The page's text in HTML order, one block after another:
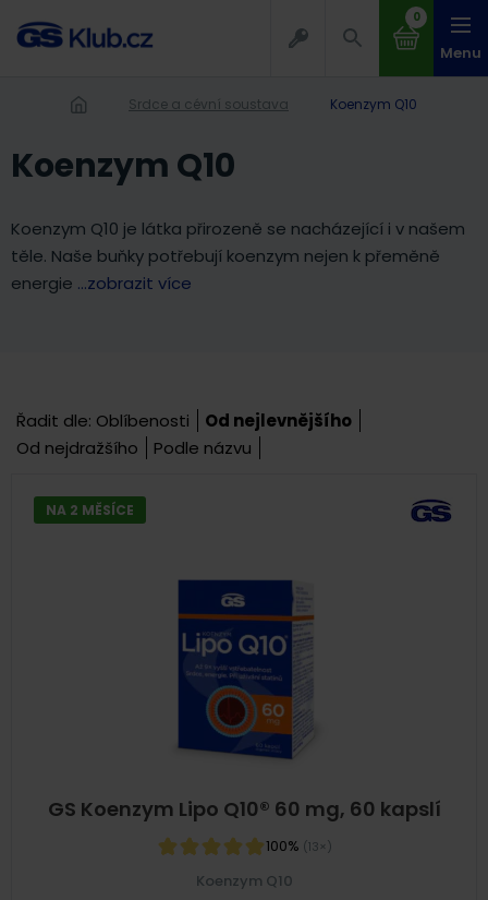
0
Menu
Srdce a cévní soustava Koenzym Q10
Koenzym Q10
Koenzym Q10 je látka přirozeně se nacházející i v našem
těle. Naše buňky potřebují koenzym nejen k přeměně
energie ...zobrazit více
Řadit dle: Oblíbenosti
Od nejlevnějšího
Od nejdražšího
Podle názvu
GS Koenzym Lipo Q10® 60 mg, 60 kapslí
100% (13×)
NA 2 MĚSÍCE
Koenzym Q10